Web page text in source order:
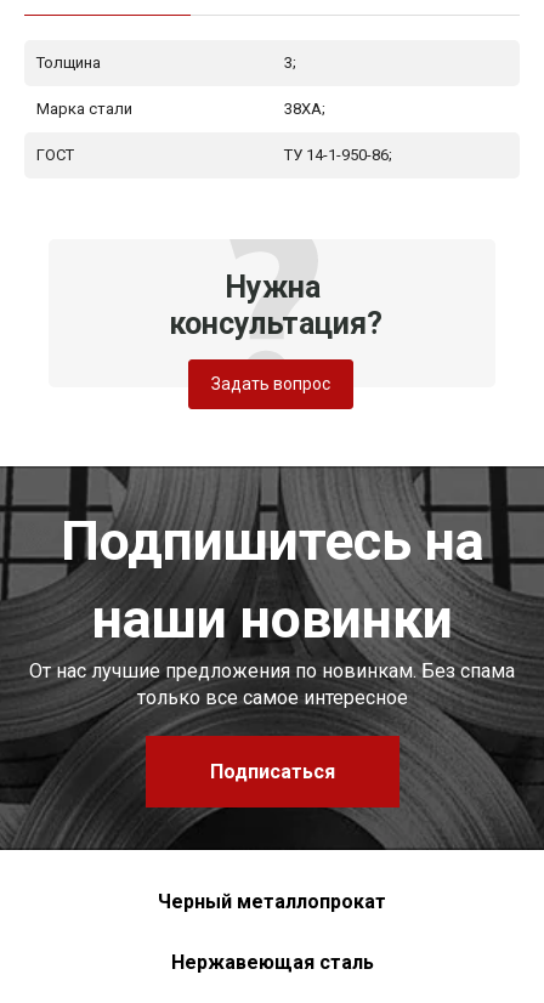
Толщина 3;
Марка стали 38ХА;
ГОСТ ТУ 14-1-950-86;
Нужна
консультация?
Задать вопрос
Подпишитесь на
наши новинки
От нас лучшие предложения по новинкам. Без спама
только все самое интересное
Подписаться
Черный металлопрокат
Нержавеющая сталь